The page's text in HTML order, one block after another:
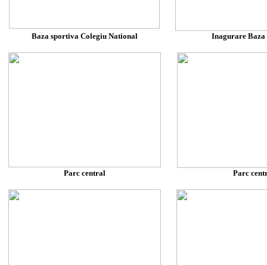
Baza sportiva Colegiu National Inagurare
Parc central Parc